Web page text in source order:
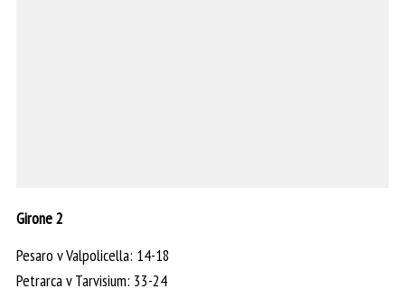
Girone 2
Pesaro v Valpolicella: 14-18
Petrarca v Tarvisium: 33-24